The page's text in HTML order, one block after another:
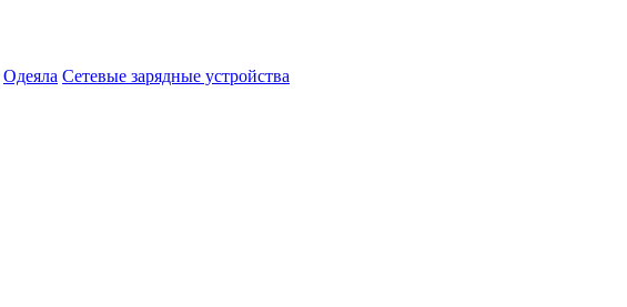
Одеяла Сетевые зарядные устройства